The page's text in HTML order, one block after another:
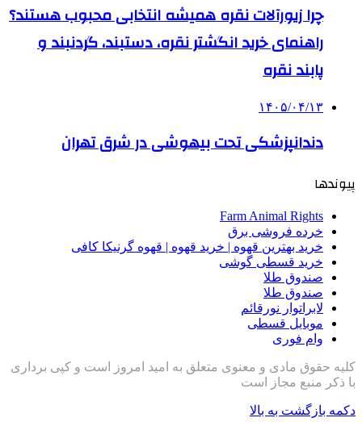
چرا زیورآلات نقره همیشه انتخابی محبوب هستند؟
راهنمای خرید انگشتر نقره، دستبند، گردنبند و
پابند نقره
۱۴۰۵/۰۴/۱۳
دندانپزشکی تحت بیهوشی در شرق تهران
پیوندها
Farm Animal Rights
خرده فروشی برق
خرید بهترین قهوه | خرید قهوه | قهوه گرنیکا کافی
خرید قسطی گوشی
صندوق طلا
صندوق طلا
لابراتوار نورقائم
موبایل قسطی
وام فوری
کلیه حقوق مادی و معنوی متعلق به امید امروز است و کپی برداری
با ذکر منبع مجاز است
دکمه بازگشت به بالا